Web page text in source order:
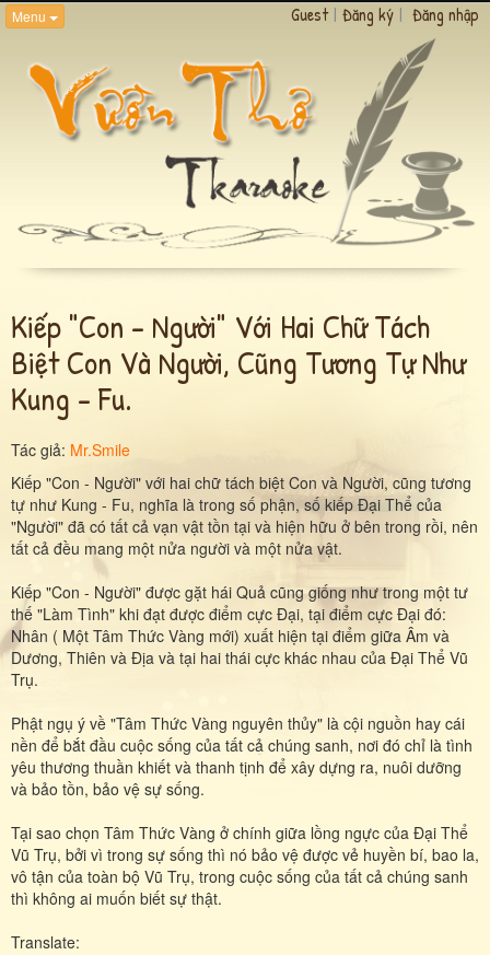
Menu Guest | Đăng ký | Đăng nhập
Kiếp "con - Người" Với Hai Chữ Tách
Biệt Con Và Người, Cũng Tương Tự Như
Kung - Fu.
Tác giả: Mr.Smile
Kiếp "Con - Người" với hai chữ tách biệt Con và Người, cũng tương
tự như Kung - Fu, nghĩa là trong số phận, số kiếp Đại Thể của
"Người" đã có tất cả vạn vật tồn tại và hiện hữu ở bên trong rồi, nên
tất cả đều mang một nửa người và một nửa vật.
Kiếp "Con - Người" được gặt hái Quả cũng giống như trong một tư
thế "Làm Tình" khi đạt được điểm cực Đại, tại điểm cực Đại đó:
Nhân ( Một Tâm Thức Vàng mới) xuất hiện tại điểm giữa Âm và
Dương, Thiên và Địa và tại hai thái cực khác nhau của Đại Thể Vũ
Trụ.
Phật ngụ ý về "Tâm Thức Vàng nguyên thủy" là cội nguồn hay cái
nền để bắt đầu cuộc sống của tất cả chúng sanh, nơi đó chỉ là tình
yêu thương thuần khiết và thanh tịnh để xây dựng ra, nuôi dưỡng
và bảo tồn, bảo vệ sự sống.
Tại sao chọn Tâm Thức Vàng ở chính giữa lồng ngực của Đại Thể
Vũ Trụ, bởi vì trong sự sống thì nó bảo vệ được vẻ huyền bí, bao la,
vô tận của toàn bộ Vũ Trụ, trong cuộc sống của tất cả chúng sanh
thì không ai muốn biết sự thật.
Translate: